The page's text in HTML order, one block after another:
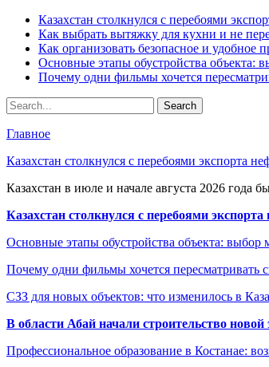
Казахстан столкнулся с перебоями
Как выбрать вытяжку для кухни и не
Как организовать безопасное и удобное
Основные этапы обустройства объекта:
Почему одни фильмы хочется
Главное
Казахстан столкнулся с перебоями экспорта
Казахстан в июле и начале августа 2026
Казахстан столкнулся с перебоями
Основные этапы обустройства объекта:
Почему одни фильмы хочется пересматривать
СЗЗ для новых объектов: что изменилось в
В области Абай начали строительство новой
Профессиональное образование в Костанае: